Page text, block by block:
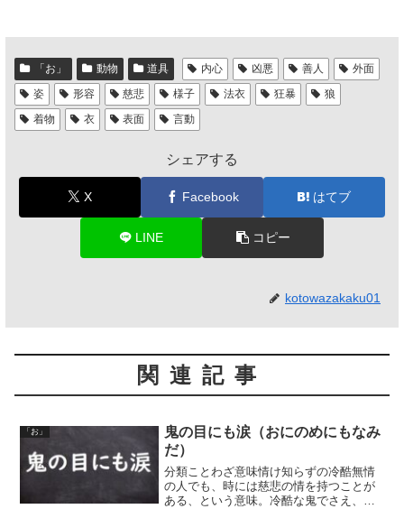
「お」 動物 道具 内心 凶悪 善人
外面
姿
形容 慈悲 様子 法衣 狂暴
狼
着物
衣 表面 言動
シェアする
X Facebook はてブ
LINE コピー
kotowazakaku01
関連記事
「お」
鬼の目にも涙（おにのめにもなみ
だ）
分類ことわざ意味情け知らずの冷酷無情
の人でも、時には慈悲の情を持つことが
ある、という意味。冷酷な鬼でさえ、目